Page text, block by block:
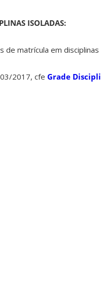
ISOLADAS:
matrícula em disciplinas
2017, cfe Grade